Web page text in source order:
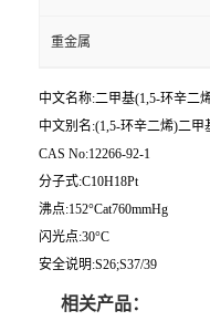
重金属
中文名称:二甲基(1,5-环辛二
中文别名:(1,5-环辛二烯)二甲
CAS No:12266-92-1
分子式:C10H18Pt
沸点:152°Cat760mmHg
闪光点:30°C
安全说明:S26;S37/39
相关产品：